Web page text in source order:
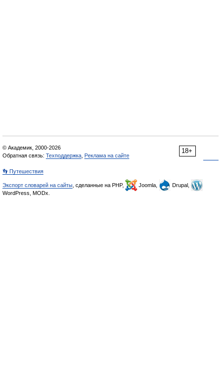
18+
© Академик, 2000-2026
Обратная связь: Техподдержка Реклама на сайте
👣 Путешествия
Экспорт словарей на сайты , сделанные на PHP, Joomla,
Drupal,
WordPress, MODx.